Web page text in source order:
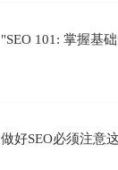
"SEO 101: 掌握基
做好SEO必须注意